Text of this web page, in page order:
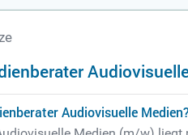
Audiovisuelle